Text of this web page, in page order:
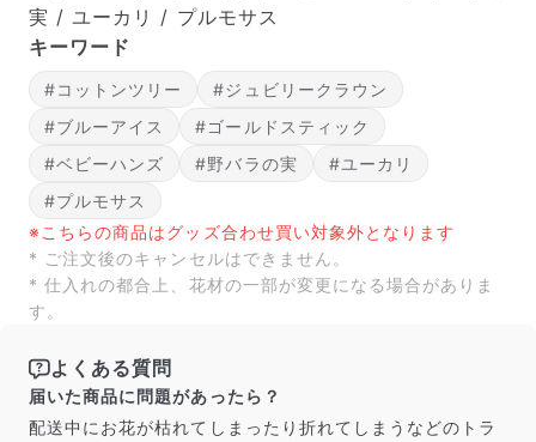
届いたお花に元気がなかったら？
実 / ユーカリ / プルモサス
キーワード
#コットンツリー
#ジュビリークラウン
#ブルーアイス
#ゴールドスティック
#ベビーハンズ
#野バラの実
#ユーカリ
#プルモサス
※こちらの商品はグッズ合わせ買い対象外となります
* ご注文後のキャンセルはできません。
* 仕入れの都合上、花材の一部が変更になる場合がありま
す。
よくある質問
届いた商品に問題があったら？
配送中にお花が枯れてしまったり折れてしまうなどのトラ